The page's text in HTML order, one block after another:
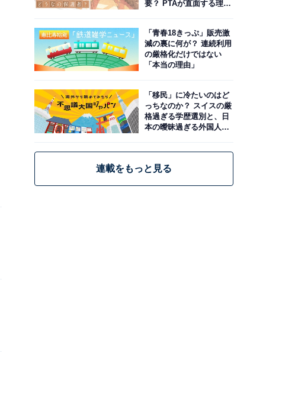
要？ PTAが直面する理想
「青春18きっぷ」販売激
減の裏に何が？ 連続利用
の厳格化だけではない
「本当の理由」
「移民」に冷たいのはど
っちなのか？ スイスの厳
格過ぎる学歴選別と、日
本の曖昧過ぎる外国人政
連載をもっと見る